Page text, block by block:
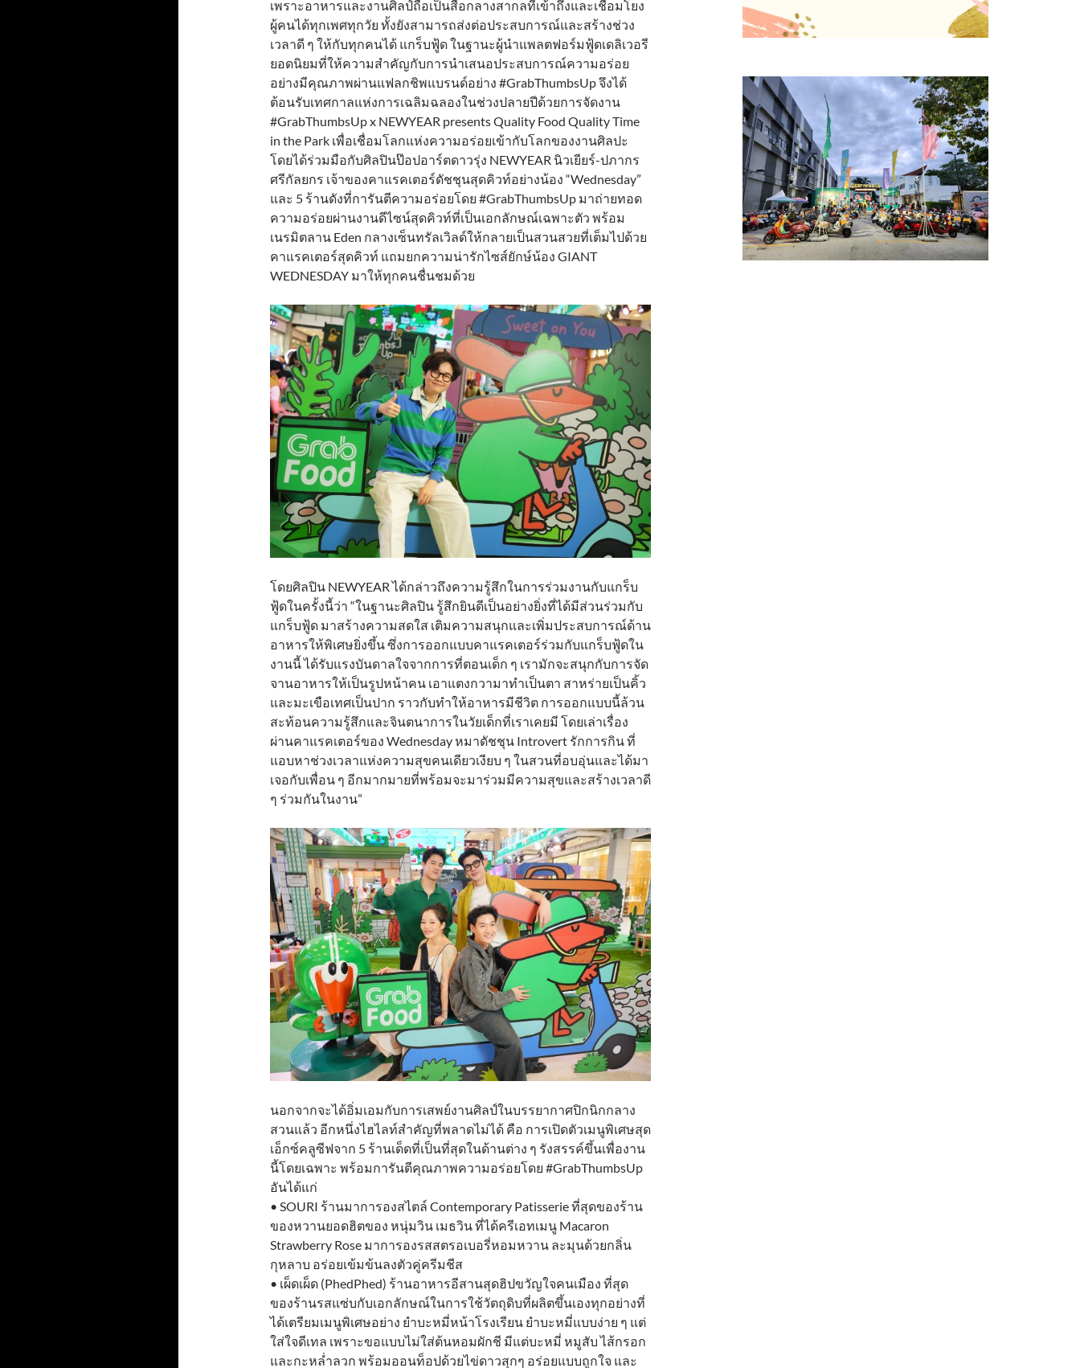
เพราะอาหารและงานศิลป์ถือเป็นสื่อกลางสากลที่เข้าถึงและเชื่อมโยง
ผู้คนได้ทุกเพศทุกวัย ทั้งยังสามารถส่งต่อประสบการณ์และสร้างช่วง
เวลาดี ๆ ให้กับทุกคนได้ แกร็บฟู้ด ในฐานะผู้นำแพลตฟอร์มฟู้ดเดลิเวอรี
ยอดนิยมที่ให้ความสำคัญกับการนำเสนอประสบการณ์ความอร่อย
อย่างมีคุณภาพผ่านแฟลกชิพแบรนด์อย่าง #GrabThumbsUp จึงได้
ต้อนรับเทศกาลแห่งการเฉลิมฉลองในช่วงปลายปีด้วยการจัดงาน
#GrabThumbsUp x NEWYEAR presents Quality Food Quality Time
in the Park เพื่อเชื่อมโลกแห่งความอร่อยเข้ากับโลกของงานศิลปะ
โดยได้ร่วมมือกับศิลปินป๊อปอาร์ตดาวรุ่ง NEWYEAR นิวเยียร์-ปภากร
ศรีกัลยกร เจ้าของคาแรคเตอร์ดัชชุนสุดคิวท์อย่างน้อง “Wednesday”
และ 5 ร้านดังที่การันตีความอร่อยโดย #GrabThumbsUp มาถ่ายทอด
ความอร่อยผ่านงานดีไซน์สุดคิวท์ที่เป็นเอกลักษณ์เฉพาะตัว พร้อม
เนรมิตลาน Eden กลางเซ็นทรัลเวิลด์ให้กลายเป็นสวนสวยที่เต็มไปด้วย
คาแรคเตอร์สุดคิวท์ แถมยกความน่ารักไซส์ยักษ์น้อง GIANT
WEDNESDAY มาให้ทุกคนชื่นชมด้วย
โดยศิลปิน NEWYEAR ได้กล่าวถึงความรู้สึกในการร่วมงานกับแกร็บ
ฟู้ดในครั้งนี้ว่า “ในฐานะศิลปิน รู้สึกยินดีเป็นอย่างยิ่งที่ได้มีส่วนร่วมกับ
แกร็บฟู้ด มาสร้างความสดใส เติมความสนุกและเพิ่มประสบการณ์ด้าน
อาหารให้พิเศษยิ่งขึ้น ซึ่งการออกแบบคาแรคเตอร์ร่วมกับแกร็บฟู้ดใน
งานนี้ ได้รับแรงบันดาลใจจากการที่ตอนเด็ก ๆ เรามักจะสนุกกับการจัด
จานอาหารให้เป็นรูปหน้าคน เอาแตงกวามาทำเป็นตา สาหร่ายเป็นคิ้ว
และมะเขือเทศเป็นปาก ราวกับทำให้อาหารมีชีวิต การออกแบบนี้ล้วน
สะท้อนความรู้สึกและจินตนาการในวัยเด็กที่เราเคยมี โดยเล่าเรื่อง
ผ่านคาแรคเตอร์ของ Wednesday หมาดัชชุน Introvert รักการกิน ที่
แอบหาช่วงเวลาแห่งความสุขคนเดียวเงียบ ๆ ในสวนที่อบอุ่นและได้มา
เจอกับเพื่อน ๆ อีกมากมายที่พร้อมจะมาร่วมมีความสุขและสร้างเวลาดี
ๆ ร่วมกันในงาน”
นอกจากจะได้อิ่มเอมกับการเสพย์งานศิลป์ในบรรยากาศปิกนิกกลาง
สวนแล้ว อีกหนึ่งไฮไลท์สำคัญที่พลาดไม่ได้ คือ การเปิดตัวเมนูพิเศษสุด
เอ็กซ์คลูซีฟจาก 5 ร้านเด็ดที่เป็นที่สุดในด้านต่าง ๆ รังสรรค์ขึ้นเพื่องาน
นี้โดยเฉพาะ พร้อมการันตีคุณภาพความอร่อยโดย #GrabThumbsUp
อันได้แก่
• SOURI ร้านมาการองสไตล์ Contemporary Patisserie ที่สุดของร้าน
ของหวานยอดฮิตของ หนุ่มวิน เมธวิน ที่ได้ครีเอทเมนู Macaron
Strawberry Rose มาการองรสสตรอเบอรี่หอมหวาน ละมุนด้วยกลิ่น
กุหลาบ อร่อยเข้มข้นลงตัวคู่ครีมชีส
• เผ็ดเผ็ด (PhedPhed) ร้านอาหารอีสานสุดฮิปขวัญใจคนเมือง ที่สุด
ของร้านรสแซ่บกับเอกลักษณ์ในการใช้วัตถุดิบที่ผลิตขึ้นเองทุกอย่างที่
ได้เตรียมเมนูพิเศษอย่าง ยำบะหมี่หน้าโรงเรียน ยำบะหมี่แบบง่าย ๆ แต่
ใส่ใจดีเทล เพราะขอแบบไม่ใส่ต้นหอมผักชี มีแต่บะหมี่ หมูสับ ไส้กรอก
และกะหล่ำลวก พร้อมออนท็อปด้วยไข่ดาวสุกๆ อร่อยแบบถูกใจ และ